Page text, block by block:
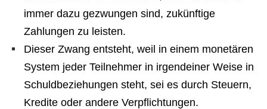
immer dazu gezwungen sind, zukünftige
Zahlungen zu leisten.
Dieser Zwang entsteht, weil in einem monetären
System jeder Teilnehmer in irgendeiner Weise in
Schuldbeziehungen steht, sei es durch Steuern,
Kredite oder andere Verpflichtungen.